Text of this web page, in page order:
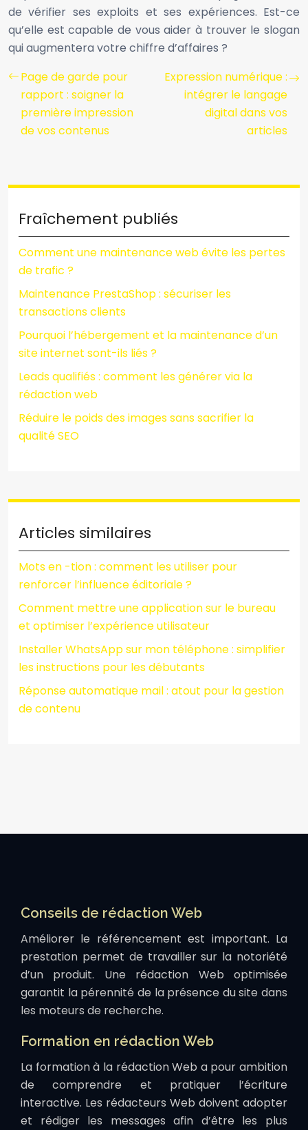
de vérifier ses exploits et ses expériences. Est-ce
qu’elle est capable de vous aider à trouver le slogan
qui augmentera votre chiffre d’affaires ?
Page de garde pour
rapport : soigner la
première impression
de vos contenus
Expression numérique :
intégrer le langage
digital dans vos
articles
Fraîchement publiés
Comment une maintenance web évite les pertes
de trafic ?
Maintenance PrestaShop : sécuriser les
transactions clients
Pourquoi l’hébergement et la maintenance d’un
site internet sont-ils liés ?
Leads qualifiés : comment les générer via la
rédaction web
Réduire le poids des images sans sacrifier la
qualité SEO
Articles similaires
Mots en -tion : comment les utiliser pour
renforcer l’influence éditoriale ?
Comment mettre une application sur le bureau
et optimiser l’expérience utilisateur
Installer WhatsApp sur mon téléphone : simplifier
les instructions pour les débutants
Réponse automatique mail : atout pour la gestion
de contenu
Conseils de rédaction Web
Améliorer le référencement est important. La
prestation permet de travailler sur la notoriété
d’un produit. Une rédaction Web optimisée
garantit la pérennité de la présence du site dans
les moteurs de recherche.
Formation en rédaction Web
La formation à la rédaction Web a pour ambition
de comprendre et pratiquer l’écriture
interactive. Les rédacteurs Web doivent adopter
et rédiger les messages afin d’être les plus